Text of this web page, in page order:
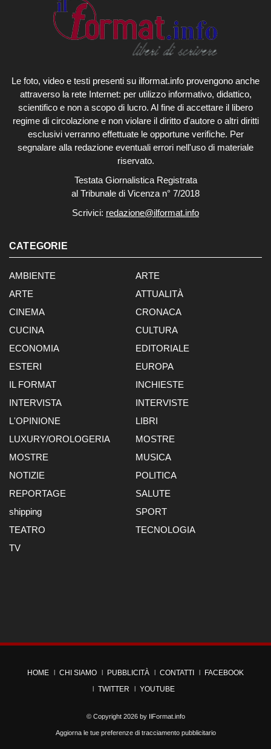
Le foto, video e testi presenti su ilformat.info provengono anche
attraverso la rete Internet: per utilizzo informativo, didattico,
scientifico e non a scopo di lucro. Al fine di accettare il libero
regime di circolazione e non violare il diritto d'autore o altri diritti
esclusivi verranno effettuate le opportune verifiche. Per
segnalare alla redazione eventuali errori nell'uso di materiale
riservato.
Testata Giornalistica Registrata
al Tribunale di Vicenza n° 7/2018
Scrivici: redazione@ilformat.info
CATEGORIE
AMBIENTE
ARTE
ARTE
ATTUALITÀ
CINEMA
CRONACA
CUCINA
CULTURA
ECONOMIA
EDITORIALE
ESTERI
EUROPA
IL FORMAT
INCHIESTE
INTERVISTA
INTERVISTE
L'OPINIONE
LIBRI
LUXURY/OROLOGERIA
MOSTRE
MOSTRE
MUSICA
NOTIZIE
POLITICA
REPORTAGE
SALUTE
shipping
SPORT
TEATRO
TECNOLOGIA
TV
HOME CHI SIAMO PUBBLICITÀ CONTATTI
FACEBOOK
TWITTER
YOUTUBE
© Copyright 2026 by IlFormat.info
Aggiorna le tue preferenze di tracciamento pubblicitario